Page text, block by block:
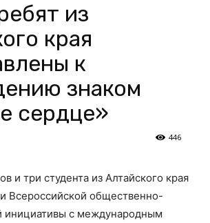
из
края
к
знаком
сердце»
446
и три студента из Алтайского края
Всероссийской общественно-
инициативы с международным